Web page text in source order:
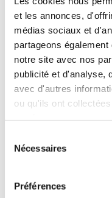
et les annonces,
médias sociaux et
partageons
notre site avec nos
publicité et d'analyse,
avec d'autres
ou qu'ils ont
Nécessaires
Préférences
Référence :
4341 6X 16
Norme :DIN
DIN :966
Filetage :
Classe :4,6
Diamètre :6
Longueur :16